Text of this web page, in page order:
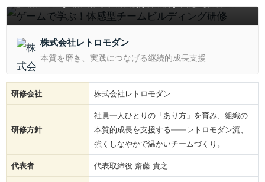
を身につける1日研修です。
株式会社レトロモダン
本質を磨き、実践につなげる継続的成長支援
研修会社 株式会社レトロモダン
研修方針
社員一人ひとりの「あり方」を育み、組織の
本質的成長を支援する――レトロモダン流、
強くしなやかで温かいチームづくり。
代表者 代表取締役 齋藤 貴之